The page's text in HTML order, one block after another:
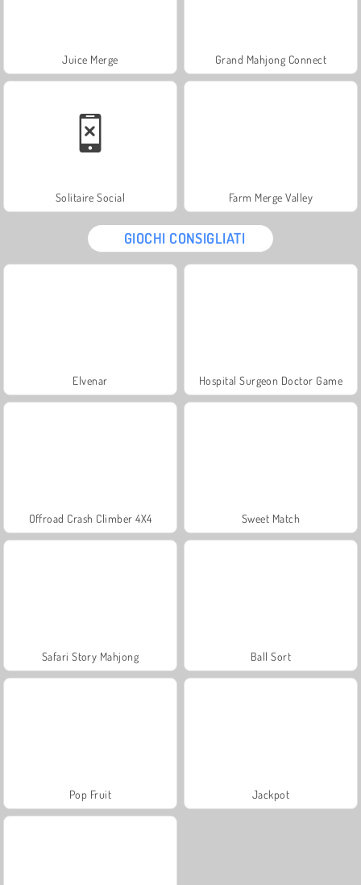
Juice Merge Grand Mahjong Connect
Solitaire Social Farm Merge Valley
GIOCHI CONSIGLIATI
Elvenar Hospital Surgeon Doctor Game
Offroad Crash Climber 4X4 Sweet Match
Safari Story Mahjong Ball Sort
Pop Fruit Jackpot